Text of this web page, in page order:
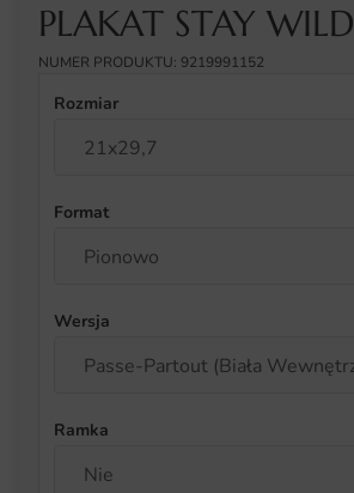
PLAKAT STAY WILD
NUMER PRODUKTU: 9219991152
Rozmiar
Format
Wersja
Ramka